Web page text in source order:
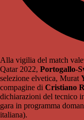
Alla vigilia del match
Qatar 2022, Portogallo-
selezione elvetica, Murat
compagine di Cristiano
dichiarazioni del tecnico
gara in programma
italiana).